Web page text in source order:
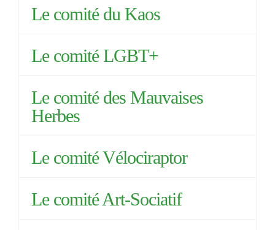
Le comité du Kaos
Le comité LGBT+
Le comité des Mauvaises
Herbes
Le comité Vélociraptor
Le comité Art-Sociatif